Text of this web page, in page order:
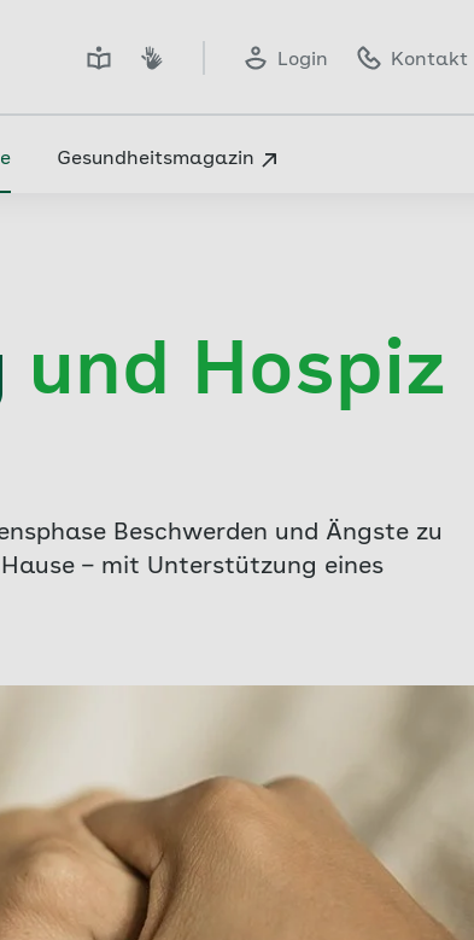
Login Kontakt
Gesundheitsmagazin
und Hospiz
Beschwerden und Ängste zu
– mit Unterstützung eines